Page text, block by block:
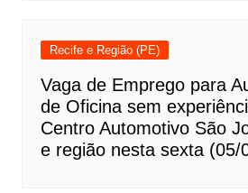
Recife e Região (PE)
Vaga de Emprego para
de Oficina sem
Centro Automotivo São
e região nesta sexta (05/